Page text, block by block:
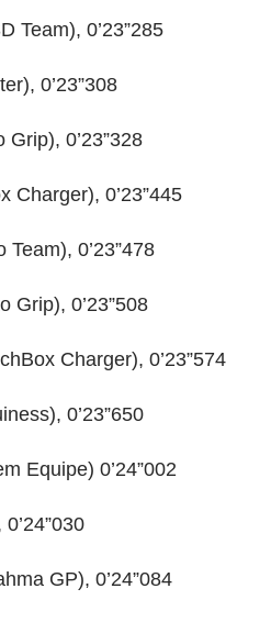
Team), 0’23”285
0’23”308
0’23”328
Charger), 0’23”445
0’23”478
Grip), 0’23”508
Charger), 0’23”574
0’23”650
Equipe) 0’24”002
GP), 0’24”084